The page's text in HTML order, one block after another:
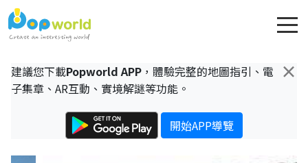
×
建議您下載Popworld APP ，體驗完整的地圖指引、電
子集章、AR互動、實境解謎等功能。
開始APP導覽